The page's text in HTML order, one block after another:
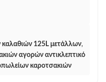
125L μετάλλων,
αγορών αντικλεπτικό
καροτσακιών